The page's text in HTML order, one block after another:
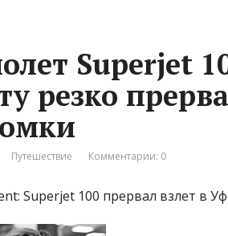
Superjet
резко
Путешествие Комментарии: 0
Superjet 100 прервал взлет в